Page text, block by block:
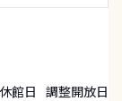
休館日 調整開放日